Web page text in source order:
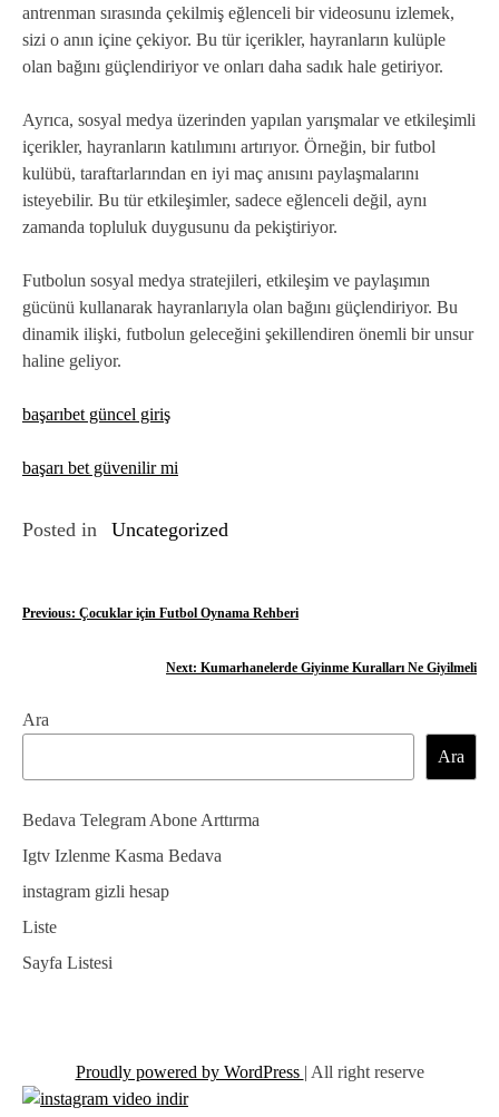
antrenman sırasında çekilmiş eğlenceli bir videosunu izlemek,
sizi o anın içine çekiyor. Bu tür içerikler, hayranların kulüple
olan bağını güçlendiriyor ve onları daha sadık hale getiriyor.
Ayrıca, sosyal medya üzerinden yapılan yarışmalar ve etkileşimli
içerikler, hayranların katılımını artırıyor. Örneğin, bir futbol
kulübü, taraftarlarından en iyi maç anısını paylaşmalarını
isteyebilir. Bu tür etkileşimler, sadece eğlenceli değil, aynı
zamanda topluluk duygusunu da pekiştiriyor.
Futbolun sosyal medya stratejileri, etkileşim ve paylaşımın
gücünü kullanarak hayranlarıyla olan bağını güçlendiriyor. Bu
dinamik ilişki, futbolun geleceğini şekillendiren önemli bir unsur
haline geliyor.
başarıbet güncel giriş
başarı bet güvenilir mi
Posted in Uncategorized
Y
ı
g
e
z
i
n
m
i
Previous: Çocuklar için Futbol Oynama Rehberi
Next: Kumarhanelerde Giyinme Kuralları Ne Giyilmeli
Ara
Ara
Bedava Telegram Abone Arttırma
Igtv Izlenme Kasma Bedava
instagram gizli hesap
Liste
Sayfa Listesi
Proudly powered by WordPress | All right reserve